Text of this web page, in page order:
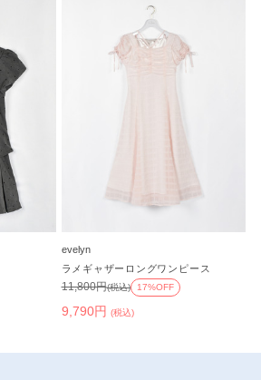
evelyn
ラメギャザーロングワンピース
9,790円 (税込)
11,800円(税込) 17%OFF